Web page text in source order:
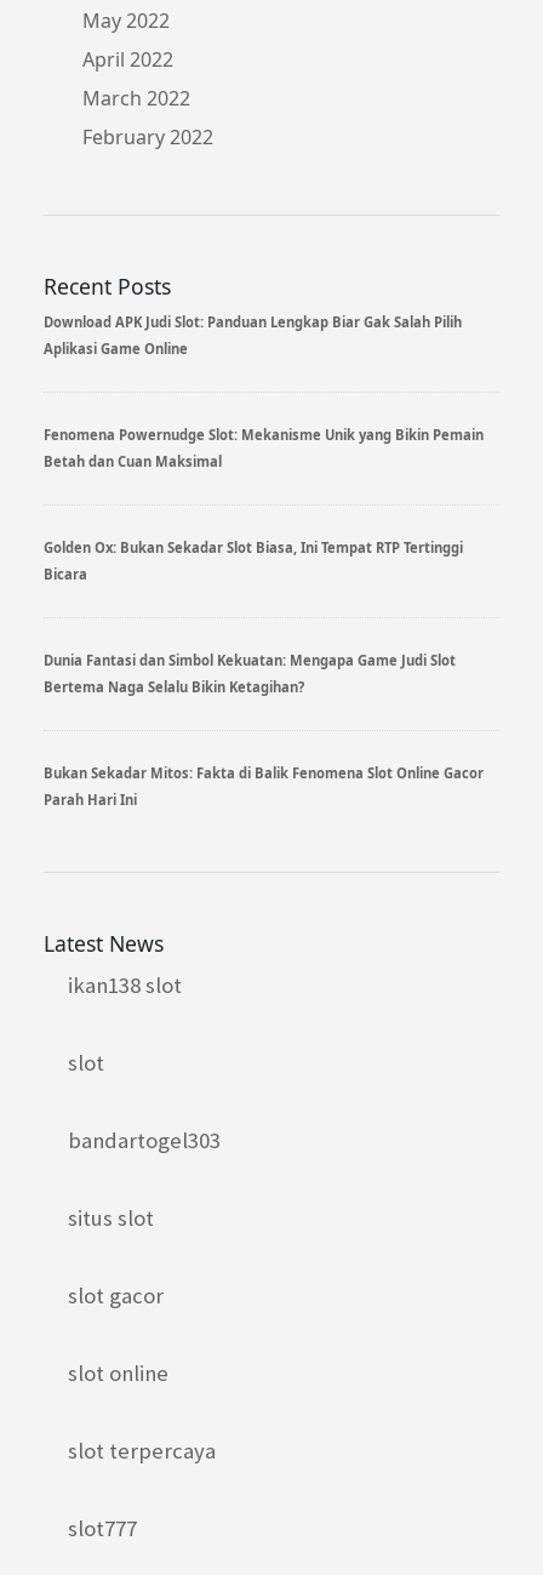
May 2022
April 2022
March 2022
February 2022
Recent Posts
Download APK Judi Slot: Panduan Lengkap Biar Gak Salah Pilih
Aplikasi Game Online
Fenomena Powernudge Slot: Mekanisme Unik yang Bikin Pemain
Betah dan Cuan Maksimal
Golden Ox: Bukan Sekadar Slot Biasa, Ini Tempat RTP Tertinggi
Bicara
Dunia Fantasi dan Simbol Kekuatan: Mengapa Game Judi Slot
Bertema Naga Selalu Bikin Ketagihan?
Bukan Sekadar Mitos: Fakta di Balik Fenomena Slot Online Gacor
Parah Hari Ini
Latest News
ikan138 slot
slot
bandartogel303
situs slot
slot gacor
slot online
slot terpercaya
slot777